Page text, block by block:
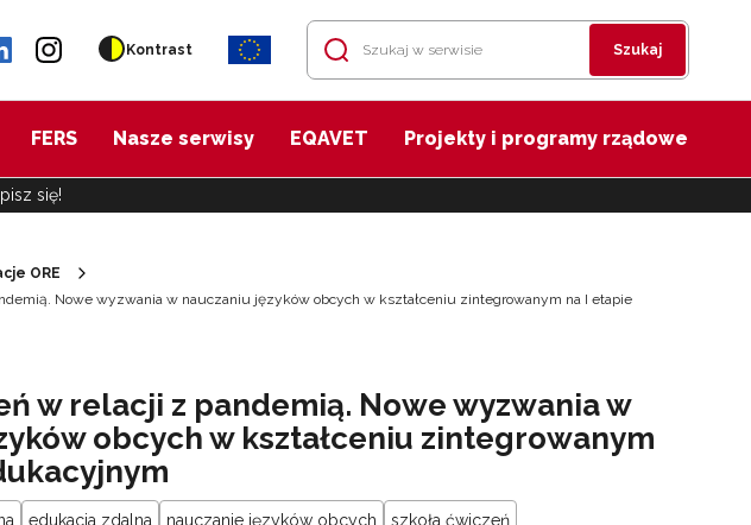
Kontrast Szukaj
FERS Nasze serwisy EQAVET Projekty i programy rządowe
się!
ORE
Nowe wyzwania w nauczaniu języków obcych w kształceniu zintegrowanym na I etapie
w relacji z pandemią. Nowe wyzwania w
obcych w kształceniu zintegrowanym
edukacja zdalna nauczanie języków obcych szkoła ćwiczeń